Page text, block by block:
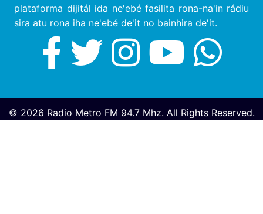
plataforma dijitál ida ne'ebé fasilita rona-na'in rádiu
sira atu rona iha ne'ebé de'it no bainhira de'it.
© 2026 Radio Metro FM 94.7 Mhz. All Rights Reserved.